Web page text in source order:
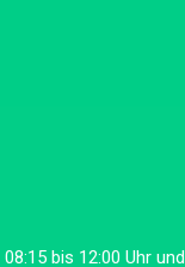
08:15 bis 12:00 Uhr und